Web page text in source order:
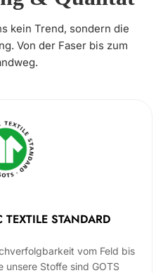
kein Trend, sondern die
Von der Faser bis zum
STANDARD
vom Feld bis
unsere Stoffe sind GOTS